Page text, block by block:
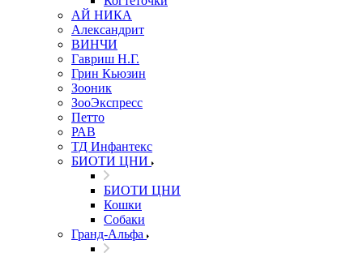
АЙ НИКА
Александрит
ВИНЧИ
Гавриш Н.Г.
Грин Кьюзин
Зооник
ЗооЭкспресс
Петто
РАВ
ТД Инфантекс
БИОТИ ЦНИ
БИОТИ ЦНИ
Кошки
Собаки
Гранд-Альфа